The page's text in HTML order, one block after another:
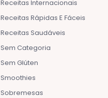
Receitas Internacionais
Receitas Rápidas E Fáceis
Receitas Saudáveis
Sem Categoria
Sem Glúten
Smoothies
Sobremesas